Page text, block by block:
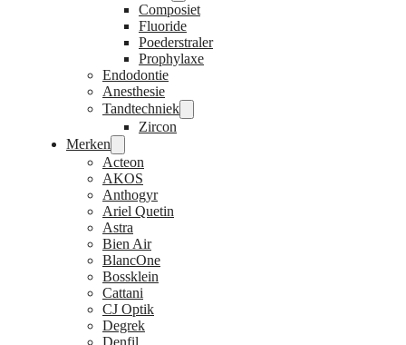
Composiet
Fluoride
Poederstraler
Prophylaxe
Endodontie
Anesthesie
Tandtechniek
Zircon
Merken
Acteon
AKOS
Anthogyr
Ariel Quetin
Astra
Bien Air
BlancOne
Bossklein
Cattani
CJ Optik
Degrek
Denfil